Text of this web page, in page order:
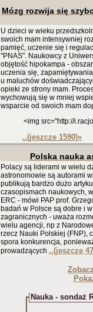
Mózg rozwija się
U dzieci w wieku
swoich mam intensywniej
pamięć, uczenie się i
"PNAS". Naukowcy z
objętość hipokampa -
uczenia się,
u maluchów
opieki ze strony mam.
wychowują się w mniej
wsparcie od swoich mam
<img src="http://
..(jeszcze 1590)»
Polska nauka
Polacy są liderami w wielu
astronomowie są autorami
publikują bardzo dużo
czasopismach naukowych,
ERC - mówi PAP prof.
badań w Polsce są dobre i
zagranicznych - uważa
wielu agencji, np z
rzecz Nauki Polskiej (FNP),
spora konkurencja,
prowadzących ..(jeszcze
Nauka - sondaż